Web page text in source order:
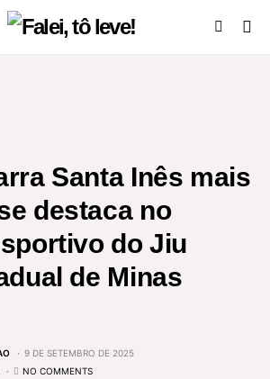
Santa Inês mais
destaca no
do Jiu
de Minas
9 DE SETEMBRO DE 2025
NO COMMENTS